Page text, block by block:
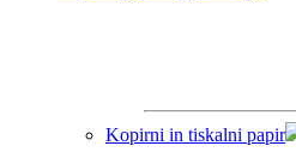
Kopirni in tiskalni papir